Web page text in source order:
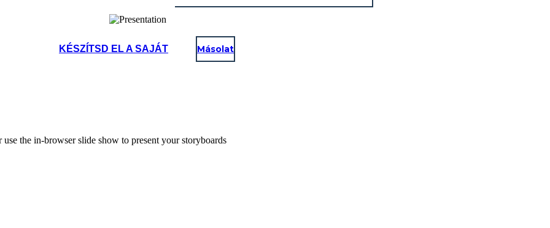
KÉSZÍTSD EL A SAJÁT Másolat
the in-browser slide show to present your storyboards